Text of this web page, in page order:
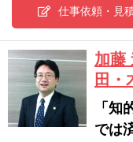
仕事依頼・見
加藤
田・
「知
では